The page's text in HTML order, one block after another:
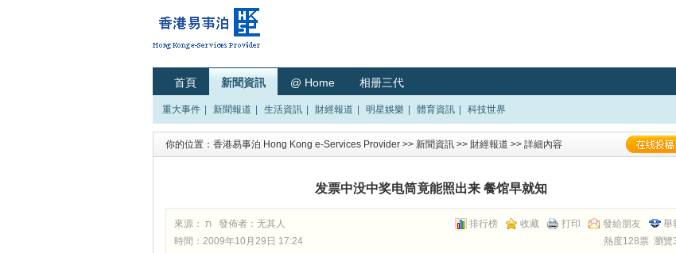
首頁 新聞資訊 @ Home 相册三代
重大事件 新聞報道 生活資訊 財經報道 明星娛樂 體育資訊 科技世界
你的位置： 香港易事泊 Hong Kong e-Services Provider >> 新聞資訊 >> 財經報道 >> 詳細內容
发票中没中奖电筒竟能照出来 餐馆早就知
排行榜 收藏 打印 發給朋友 舉 來源： ת 發佈者： 无其人
熱度128票 瀏覽
時間：2009年10月29日 17:24